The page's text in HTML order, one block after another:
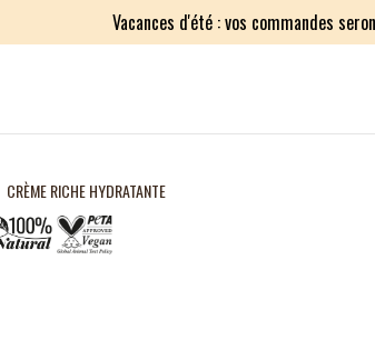
Vacances d'été : vos commandes
CRÈME RICHE HYDRATANTE